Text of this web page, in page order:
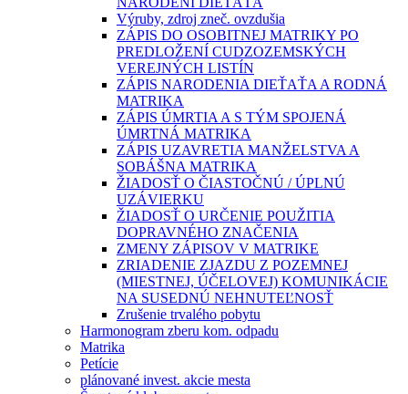
Výruby, zdroj zneč. ovzdušia
ZÁPIS DO OSOBITNEJ MATRIKY PO
PREDLOŽENÍ CUDZOZEMSKÝCH
VEREJNÝCH LISTÍN
ZÁPIS NARODENIA DIEŤAŤA A RODNÁ
MATRIKA
ZÁPIS ÚMRTIA A S TÝM SPOJENÁ
ÚMRTNÁ MATRIKA
ZÁPIS UZAVRETIA MANŽELSTVA A
SOBÁŠNA MATRIKA
ŽIADOSŤ O ČIASTOČNÚ / ÚPLNÚ
UZÁVIERKU
ŽIADOSŤ O URČENIE POUŽITIA
DOPRAVNÉHO ZNAČENIA
ZMENY ZÁPISOV V MATRIKE
ZRIADENIE ZJAZDU Z POZEMNEJ
(MIESTNEJ, ÚČELOVEJ) KOMUNIKÁCIE
NA SUSEDNÚ NEHNUTEĽNOSŤ
Zrušenie trvalého pobytu
Harmonogram zberu kom. odpadu
Matrika
Petície
plánované invest. akcie mesta